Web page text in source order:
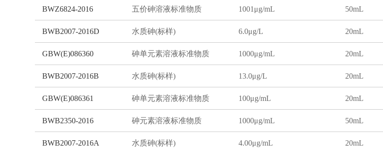
BWZ6824-2016 五价砷溶液标准物质 1001μg/mL 50mL
BWB2007-2016D 水质砷(标样) 6.0μg/L 20mL
GBW(E)086360 砷单元素溶液标准物质 1000μg/mL 20mL
BWB2007-2016B 水质砷(标样) 13.0μg/L 20mL
GBW(E)086361 砷单元素溶液标准物质 100μg/mL 20mL
BWB2350-2016 砷元素溶液标准物质 1000μg/mL 50mL
BWB2007-2016A 水质砷(标样) 4.00μg/mL 20mL